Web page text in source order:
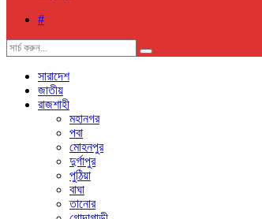
#
সারাদেশ
জাতীয়
রাজশাহী
মহানগর
পবা
মোহনপুর
দুর্গাপুর
পুঠিয়া
বাঘা
তানোর